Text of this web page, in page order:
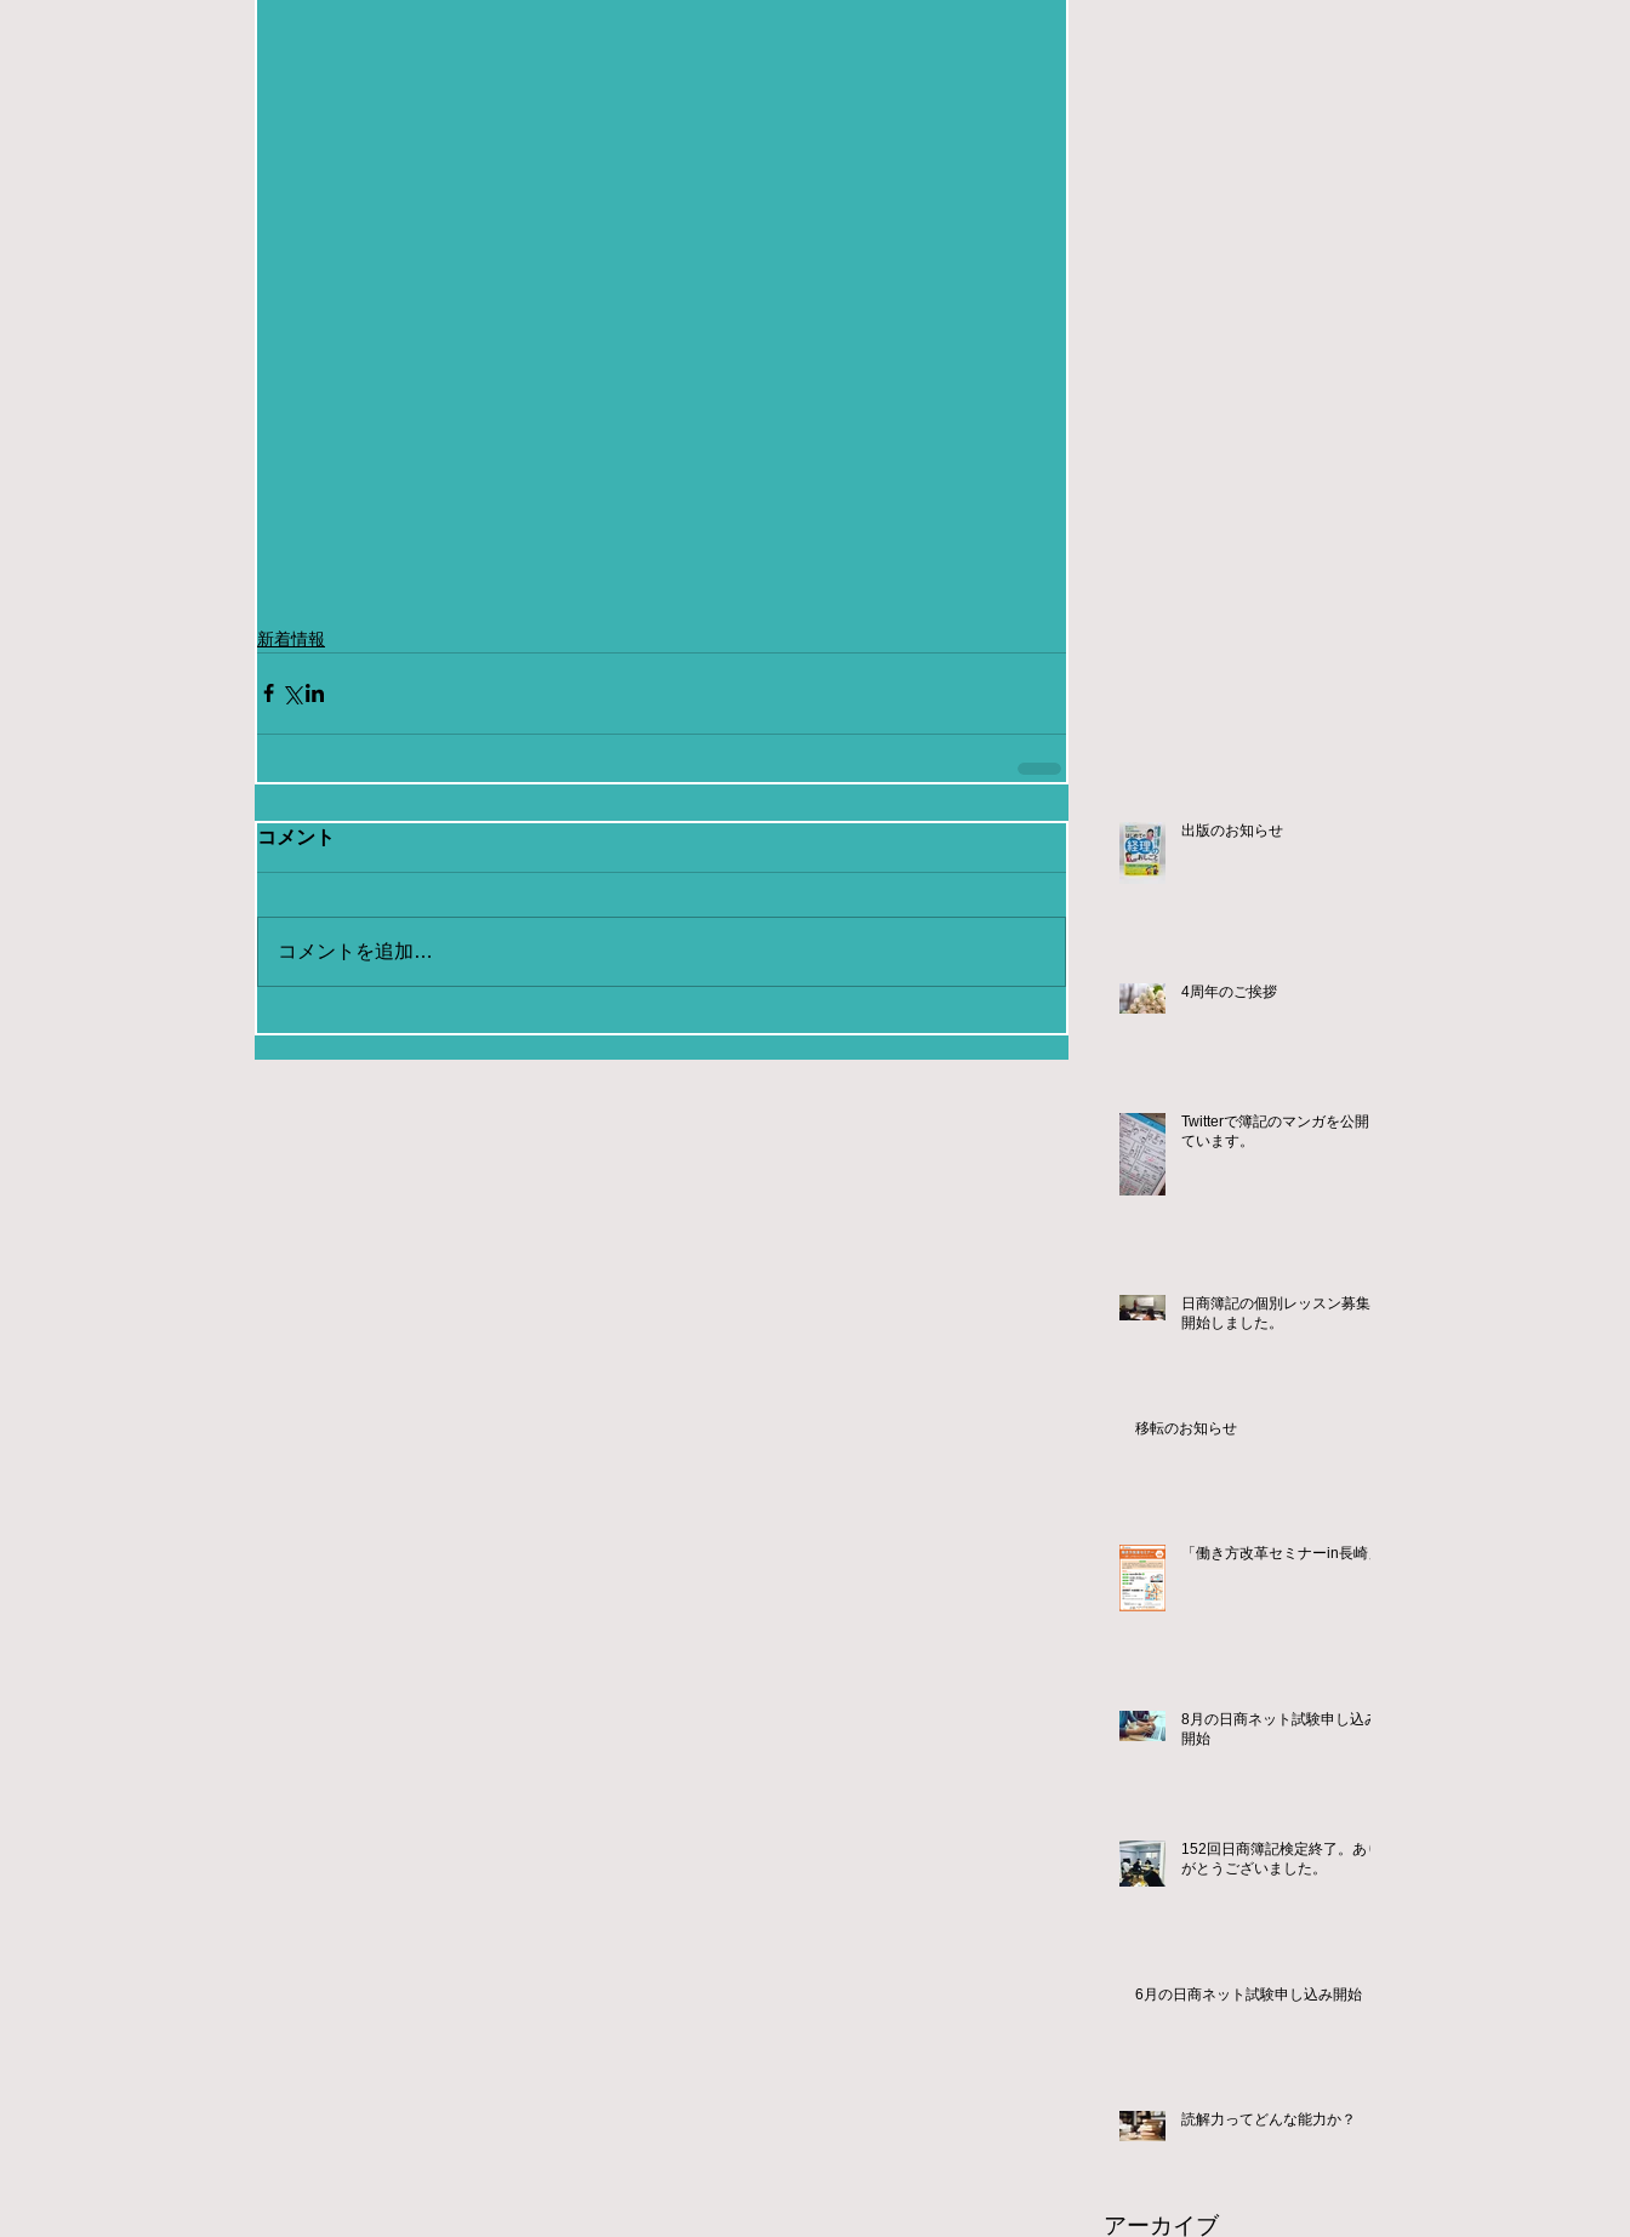
新着情報
コメント
コメントを追加…
出版のお知らせ
4周年のご挨拶
Twitterで簿記のマンガを公開し
ています。
日商簿記の個別レッスン募集を
開始しました。
移転のお知らせ
「働き方改革セミナーin長崎」
8月の日商ネット試験申し込み
開始
152回日商簿記検定終了。あり
がとうございました。
6月の日商ネット試験申し込み開始
読解力ってどんな能力か？
アーカイブ